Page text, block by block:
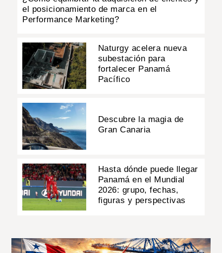
el posicionamiento de marca en el
Performance Marketing?
Naturgy acelera nueva
subestación para
fortalecer Panamá
Pacífico
Descubre la magia de
Gran Canaria
Hasta dónde puede llegar
Panamá en el Mundial
2026: grupo, fechas,
figuras y perspectivas